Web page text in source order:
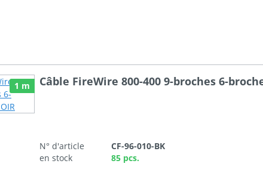
1 m Câble FireWire 800-400 9-broches 6-
N° d'article
CF-96-010-BK
en stock
85 pcs.